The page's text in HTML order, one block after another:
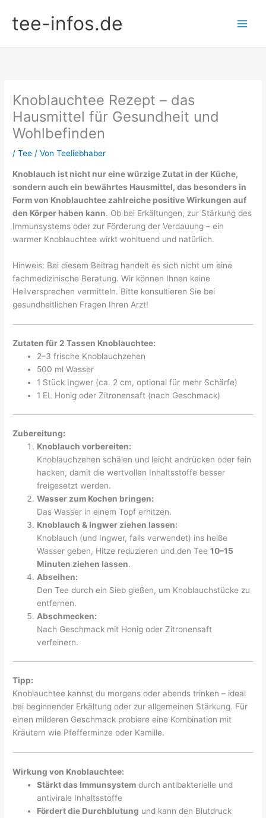
Inhalt
springen
tee-infos.de
Knoblauchtee Rezept – das
Hausmittel für Gesundheit und
Wohlbefinden
/Tee / VonTeeliebhaber
Knoblauch ist nicht nur eine würzige Zutat in der Küche,
sondern auch ein bewährtes Hausmittel, das besonders in
Form von Knoblauchtee zahlreiche positive Wirkungen auf
den Körper haben kann. Ob bei Erkältungen, zur Stärkung des
Immunsystems oder zur Förderung der Verdauung – ein
warmer Knoblauchtee wirkt wohltuend und natürlich.
Hinweis: Bei diesem Beitrag handelt es sich nicht um eine
fachmedizinische Beratung. Wir können Ihnen keine
Heilversprechen vermitteln. Bitte konsultieren Sie bei
gesundheitlichen Fragen Ihren Arzt!
Zutaten für 2 Tassen Knoblauchtee:
2–3 frische Knoblauchzehen
500 ml Wasser
1 Stück Ingwer (ca. 2 cm, optional für mehr Schärfe)
1 EL Honig oder Zitronensaft (nach Geschmack)
Zubereitung:
Knoblauch vorbereiten:
Knoblauchzehen schälen und leicht andrücken oder fein
hacken, damit die wertvollen Inhaltsstoffe besser
freigesetzt werden.
Wasser zum Kochen bringen:
Das Wasser in einem Topf erhitzen.
Knoblauch & Ingwer ziehen lassen:
Knoblauch (und Ingwer, falls verwendet) ins heiße
Wasser geben, Hitze reduzieren und den Tee10–15
Minuten ziehen lassen.
Abseihen:
Den Tee durch ein Sieb gießen, um Knoblauchstücke zu
entfernen.
Abschmecken:
Nach Geschmack mit Honig oder Zitronensaft
verfeinern.
Tipp:
Knoblauchtee kannst du morgens oder abends trinken – ideal
bei beginnender Erkältung oder zur allgemeinen Stärkung. Für
einen milderen Geschmack probiere eine Kombination mit
Kräutern wie Pfefferminze oder Kamille.
Wirkung von Knoblauchtee:
Stärkt das Immunsystem durch antibakterielle und
antivirale Inhaltsstoffe
Fördert die Durchblutung und kann den Blutdruck